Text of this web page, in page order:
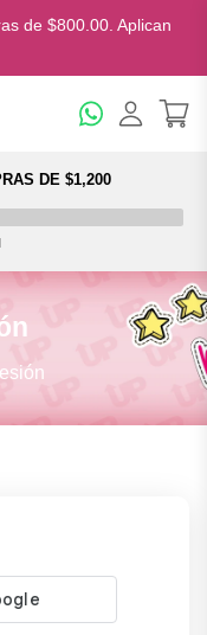
de $800.00. Aplican
DE $1,200